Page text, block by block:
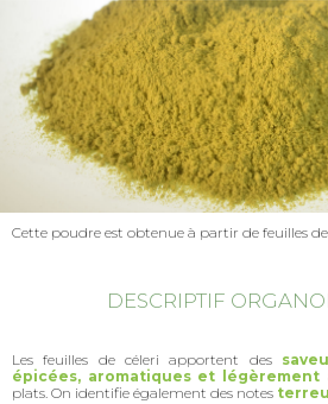
Cette poudre est obtenue à partir de feuilles
DESCRIPTIF
Les feuilles de céleri apportent des
épicées, aromatiques et légèrement
plats. On identifie également des notes